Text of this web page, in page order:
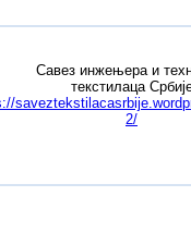
Савез инжењера и
текстилаца
2/